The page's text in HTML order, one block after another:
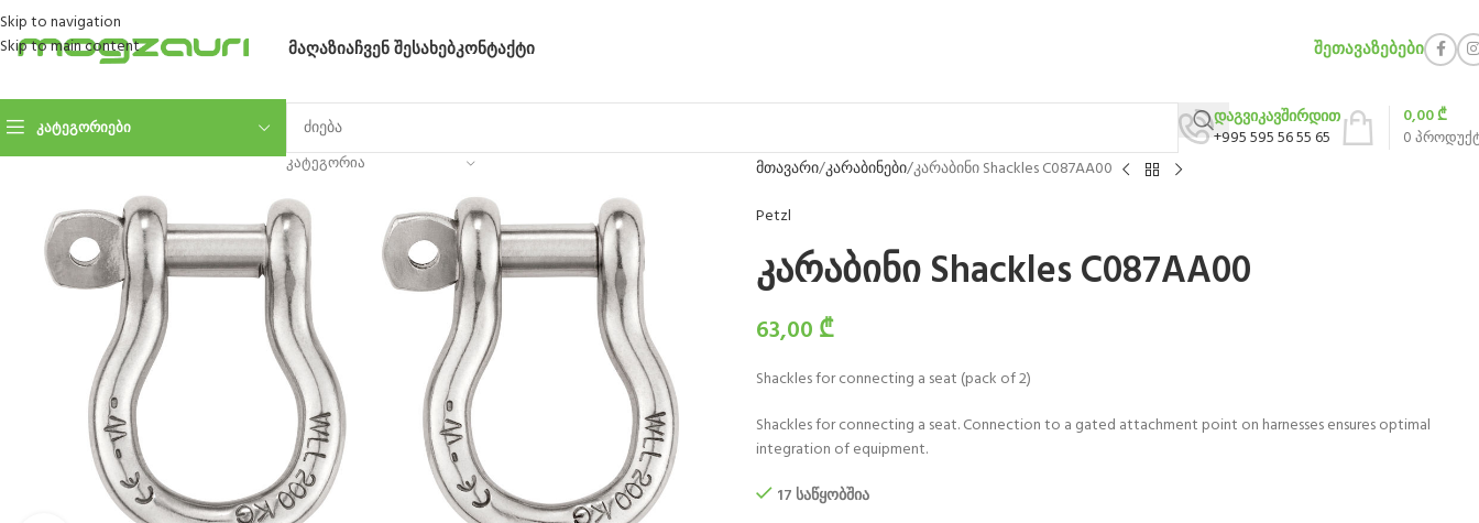
Skip to navigation
Skip to main content
ᲛᲐᲦᲐᲖᲘᲐᲩᲕᲔᲜ ᲨᲔᲡᲐᲮᲔᲑᲙᲝᲜᲢᲐᲥᲢᲘ ᲨᲔᲗᲐᲕᲐᲖᲔᲑᲔᲑᲘ
ᲙᲐᲢᲔᲒᲝᲠᲘᲔᲑᲘ
ᲙᲐᲢᲔᲒᲝᲠᲘᲐ
დაგვიკავშირდით
+995 595 56 55 65
0
0,00₾
მთავარი კარაბინები კარაბინი Shackles C087AA00
Petzl
კარაბინი Shackles C087AA00
63,00 ₾
Shackles for connecting a seat (pack of 2)
Shackles for connecting a seat. Connection to a gated attachment point on harnesses ensures optimal
integration of equipment.
17 საწყობშია